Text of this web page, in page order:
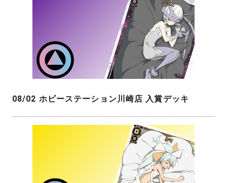
08/02 ホビーステーション川崎店 入賞デッキ